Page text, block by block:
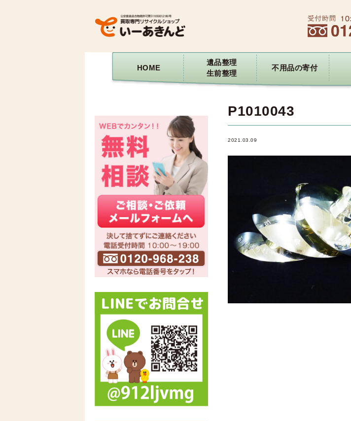
HOME
遺品整理
生前整理
不用品の寄付
P1010043
2021.03.09